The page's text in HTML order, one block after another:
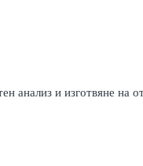
анализ и изготвяне на